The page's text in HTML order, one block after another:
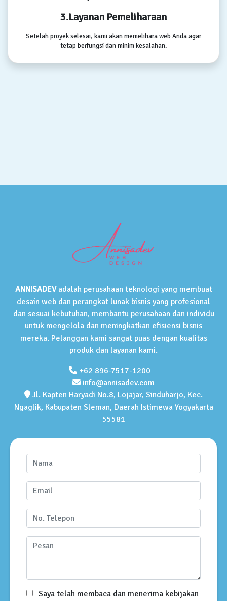
3.Layanan Pemeliharaan
Setelah proyek selesai, kami akan memelihara web Anda agar
tetap berfungsi dan minim kesalahan.
ANNISADEVadalah perusahaan teknologi yang membuat
desain web dan perangkat lunak bisnis yang profesional
dan sesuai kebutuhan, membantu perusahaan dan individu
untuk mengelola dan meningkatkan efisiensi bisnis
mereka. Pelanggan kami sangat puas dengan kualitas
produk dan layanan kami.
+62 896-7517-1200
info@annisadev.com
Jl. Kapten Haryadi No.8, Lojajar, Sinduharjo, Kec.
Ngaglik, Kabupaten Sleman, Daerah Istimewa Yogyakarta
55581
Saya telah membaca dan menerima kebijakan